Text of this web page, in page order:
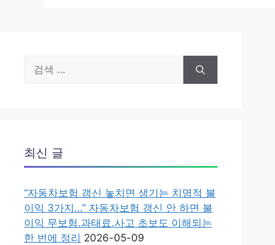
색:
최신 글
“자동차보험 갱신 놓치면 생기는 치명적 불
이익 3가지…” 자동차보험 갱신 안 하면 불
이익 무보험.과태료.사고 초보도 이해되는
한 번에 정리 2026-05-09